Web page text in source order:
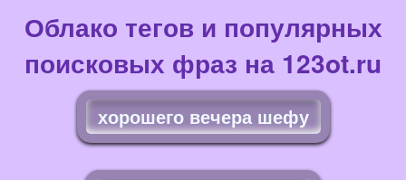
Облако тегов и популярных
поисковых фраз на 123ot.ru
хорошего вечера шефу